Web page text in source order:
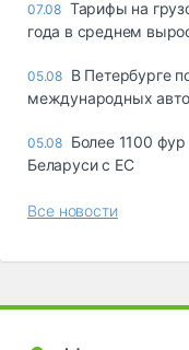
07.08 Тарифы на
года в среднем
05.08 В Петербурге
международных
05.08 Более 1100 фур
Беларуси с ЕС
Все новости